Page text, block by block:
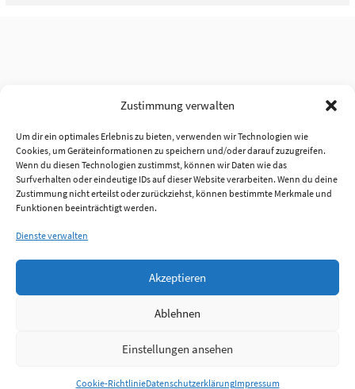
Zustimmung verwalten
Um dir ein optimales Erlebnis zu bieten, verwenden wir Technologien wie
Cookies, um Geräteinformationen zu speichern und/oder darauf zuzugreifen.
Wenn du diesen Technologien zustimmst, können wir Daten wie das
Surfverhalten oder eindeutige IDs auf dieser Website verarbeiten. Wenn du deine
Zustimmung nicht erteilst oder zurückziehst, können bestimmte Merkmale und
Funktionen beeinträchtigt werden.
Dienste verwalten
Akzeptieren
Ablehnen
Einstellungen ansehen
Cookie-RichtlinieDatenschutzerklärungImpressum
Anmelden